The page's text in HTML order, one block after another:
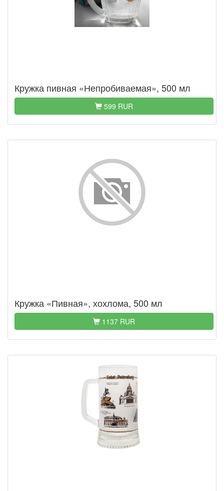
Кружка пивная «Непробиваемая», 500 мл
599 RUR
Кружка «Пивная», хохлома, 500 мл
1137 RUR